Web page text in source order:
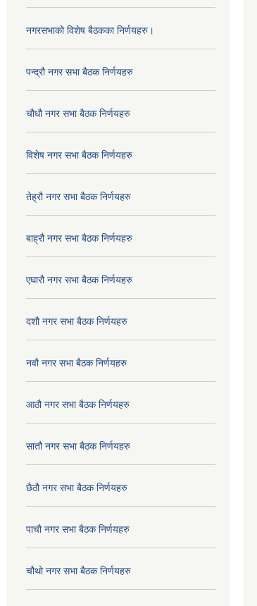
नगरसभाको विशेष बैठकका निर्णयहरु।
पन्द्रौ नगर सभा बैठक निर्णयहरु
चौधौ नगर सभा बैठक निर्णयहरु
विशेष नगर सभा बैठक निर्णयहरु
तेह्रौ नगर सभा बैठक निर्णयहरु
बाह्रौ नगर सभा बैठक निर्णयहरु
एघारौ नगर सभा बैठक निर्णयहरु
दशौ नगर सभा बैठक निर्णयहरु
नवौ नगर सभा बैठक निर्णयहरु
आठौ नगर सभा बैठक निर्णयहरु
सातौ नगर सभा बैठक निर्णयहरु
छैठौ नगर सभा बैठक निर्णयहरु
पाचौ नगर सभा बैठक निर्णयहरु
चौथो नगर सभा बैठक निर्णयहरु